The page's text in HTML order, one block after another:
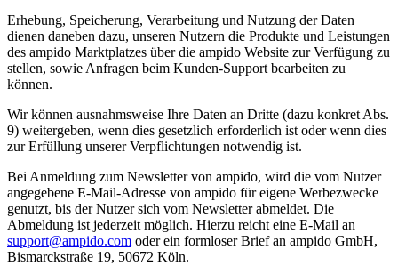
Erhebung, Speicherung, Verarbeitung und Nutzung der Daten
dienen daneben dazu, unseren Nutzern die Produkte und Leistungen
des ampido Marktplatzes über die ampido Website zur Verfügung zu
stellen, sowie Anfragen beim Kunden-Support bearbeiten zu
können.
Wir können ausnahmsweise Ihre Daten an Dritte (dazu konkret Abs.
9) weitergeben, wenn dies gesetzlich erforderlich ist oder wenn dies
zur Erfüllung unserer Verpflichtungen notwendig ist.
Bei Anmeldung zum Newsletter von ampido, wird die vom Nutzer
angegebene E-Mail-Adresse von ampido für eigene Werbezwecke
genutzt, bis der Nutzer sich vom Newsletter abmeldet. Die
Abmeldung ist jederzeit möglich. Hierzu reicht eine E-Mail an
support@ampido.com oder ein formloser Brief an ampido GmbH,
Bismarckstraße 19, 50672 Köln.